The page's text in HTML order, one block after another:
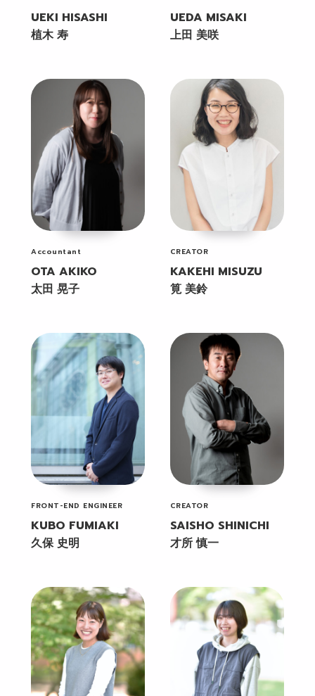
UEKI HISASHI
植木 寿
UEDA MISAKI
上田 美咲
Accountant
OTA AKIKO
太田 晃子
CREATOR
KAKEHI MISUZU
筧 美鈴
FRONT-END ENGINEER
KUBO FUMIAKI
久保 史明
CREATOR
SAISHO SHINICHI
才所 慎一